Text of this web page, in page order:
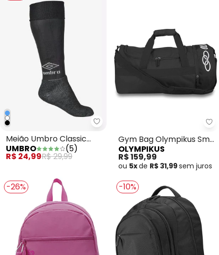
Meião Umbro Classic (Preto)
Meião Umbro Classic
(Preto)
UMBRO (5)
R$ 24,99R$ 29,99
Gym Bag Olympikus Sm
(Preta)
OLYMPIKUS
R$ 159,99
ou 5xde R$ 31,99sem juros
-26% -10%